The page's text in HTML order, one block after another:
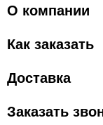
О компании
Как заказать
Доставка
Заказать